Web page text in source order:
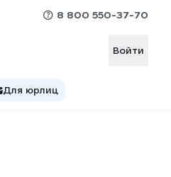
8 800 550-37-70
Войти
Для юрлиц